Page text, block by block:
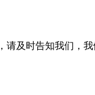
及时告知我们，